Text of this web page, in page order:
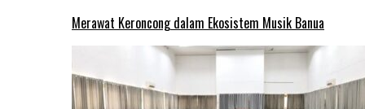
Merawat Keroncong dalam Ekosistem Musik Banua